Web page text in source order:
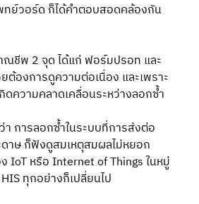
ย์วอร์ด ก็ได้คำตอบสอดคล้องกัน
ชีพ 2 จุด ได้แก่ ฟอร์มปรอท และ
ต้องการดูความต่อเนื่อง และเพราะ
กิดความคลาดเคลื่อนระหว่างลอกซ้ำ
า การลอกซ้ำในระบบที่การส่งต่อ
าษ ก็ฟังดูสมเหตุสมผลไม่หยอก
IoT หรือ Internet of Things ในหมู่
ทุกอย่างก็เปลี่ยนไป